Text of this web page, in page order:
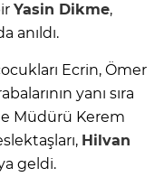
Yasin Dikme,
anıldı.
Ecrin, Ömer
yanı sıra
Müdürü Kerem
Hilvan
geldi.